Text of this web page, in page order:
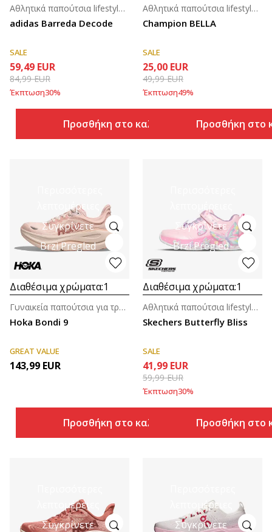
adidas Barreda Decode
Αθλητικά παπούτσια lifestyle για γυναίκες
SALE
59,49 EUR
84,99EUR
Έκπτωση30%
Προσθήκη στο καλάθι
Champion BELLA
Αθλητικά παπούτσια lifestyle για γυναίκες
SALE
25,00 EUR
49,99EUR
Έκπτωση49%
Προσθήκη στο
λεπτομέρειες
Συγκρίνετε
Brzi Pregled
Διαθέσιμα χρώματα:1
Hoka Bondi 9
Γυναικεία παπούτσια για τρέξιμο
GREAT VALUE
143,99 EUR
Προσθήκη στο καλάθι
Συγκρίνετε
Brzi Pregled
Διαθέσιμα χρώματα:1
Skechers Butterfly Bliss
Αθλητικά παπούτσια lifestyle για κορίτσια (4-7ε.)
SALE
41,99 EUR
59,99EUR
Έκπτωση30%
Προσθήκη στο
λεπτομέρειες
Συγκρίνετε
λεπτομέρειες
Συγκρίνετε